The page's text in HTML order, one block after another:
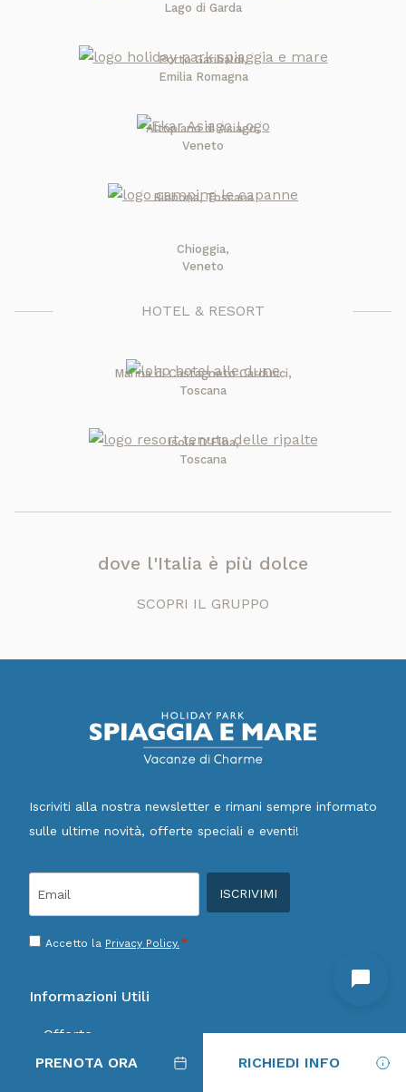
PRENOTA ORA RICHIEDI INFO
Lago di Garda
Porto Garibaldi,
Emilia Romagna
Altopiano di Asiago,
Veneto
Bibbona, Toscana
Chioggia,
Veneto
HOTEL & RESORT
Marina di Castagneto Carducci,
Toscana
Isola D'Elba,
Toscana
dove l'Italia è più dolce
SCOPRI IL GRUPPO
Iscriviti alla nostra newsletter e rimani sempre informato
sulle ultime novità, offerte speciali e eventi!
Consenso
Accetto la Privacy Policy. *
Informazioni Utili
Offerte
Prenota ora